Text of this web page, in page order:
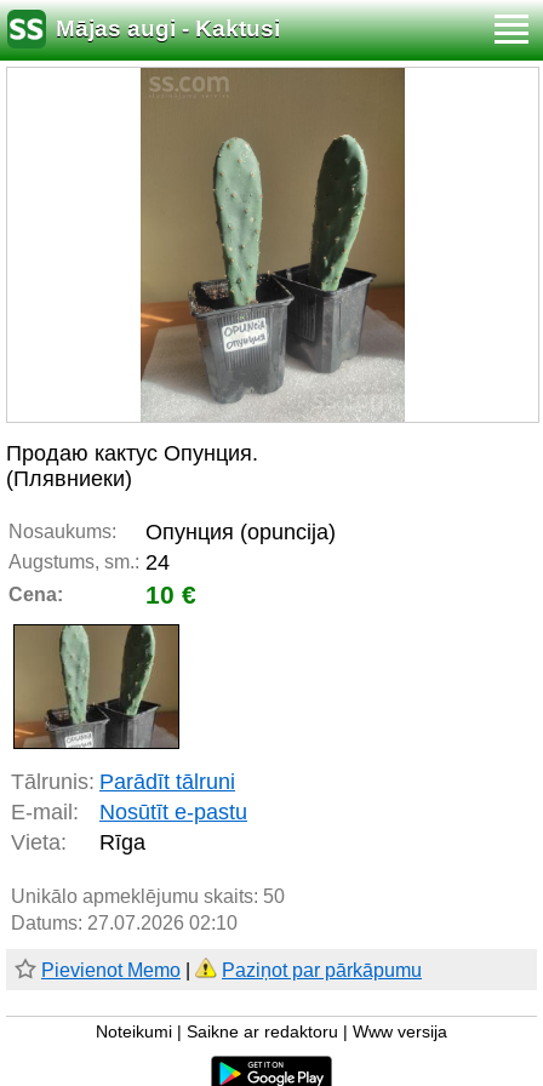
Mājas augi - Kaktusi
Продаю кактус Опунция.
(Плявниеки)
Nosaukums: Опунция (opuncija)
Augstums, sm.: 24
Cena: 10 €
Tālrunis: Parādīt tālruni
E-mail:
Nosūtīt e-pastu
Vieta:
Rīga
Unikālo apmeklējumu skaits: 50
Datums: 27.07.2026 02:10
Pievienot Memo Paziņot par pārkāpumu
Noteikumi Saikne ar redaktoru Www versija